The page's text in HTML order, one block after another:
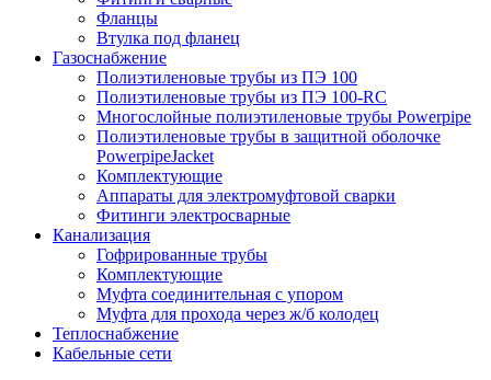
Фланцы
Втулка под фланец
Газоснабжение
Полиэтиленовые трубы из ПЭ 100
Полиэтиленовые трубы из ПЭ 100-RC
Многослойные полиэтиленовые трубы Powerpipe
Полиэтиленовые трубы в защитной оболочке
PowerpipeJacket
Комплектующие
Аппараты для электромуфтовой сварки
Фитинги электросварные
Канализация
Гофрированные трубы
Комплектующие
Муфта соединительная с упором
Муфта для прохода через ж/б колодец
Теплоснабжение
Кабельные сети